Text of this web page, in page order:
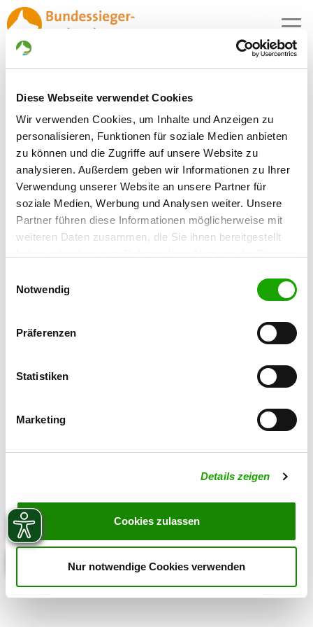
Diese Webseite verwendet Cookies
Wir verwenden Cookies, um Inhalte und Anzeigen zu
personalisieren, Funktionen für soziale Medien anbieten
zu können und die Zugriffe auf unsere Website zu
analysieren. Außerdem geben wir Informationen zu Ihrer
Verwendung unserer Website an unsere Partner für
soziale Medien, Werbung und Analysen weiter. Unsere
Partner führen diese Informationen möglicherweise mit
weiteren Daten zusammen, die Sie ihnen bereitgestellt
Cookies, wenn Sie unsere Webseite weiterhin nutzen.
Notwendig
Präferenzen
Statistiken
Marketing
Details zeigen
Cookies zulassen
Nur notwendige Cookies verwenden
MENU
und Kioskbereich
Angebot VIP-Bereich 2026
Kiosk-Bereich